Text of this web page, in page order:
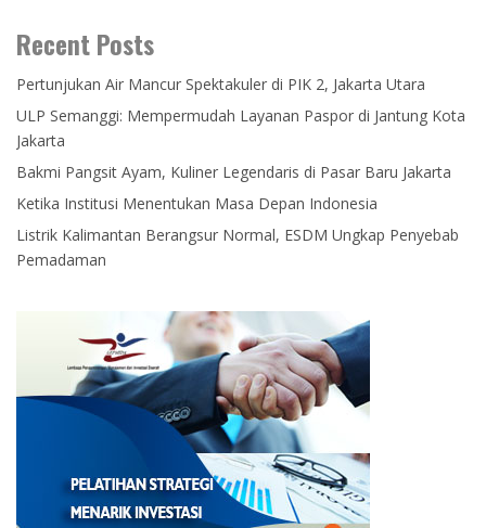
Recent Posts
Pertunjukan Air Mancur Spektakuler di PIK 2, Jakarta Utara
ULP Semanggi: Mempermudah Layanan Paspor di Jantung Kota
Jakarta
Bakmi Pangsit Ayam, Kuliner Legendaris di Pasar Baru Jakarta
Ketika Institusi Menentukan Masa Depan Indonesia
Listrik Kalimantan Berangsur Normal, ESDM Ungkap Penyebab
Pemadaman